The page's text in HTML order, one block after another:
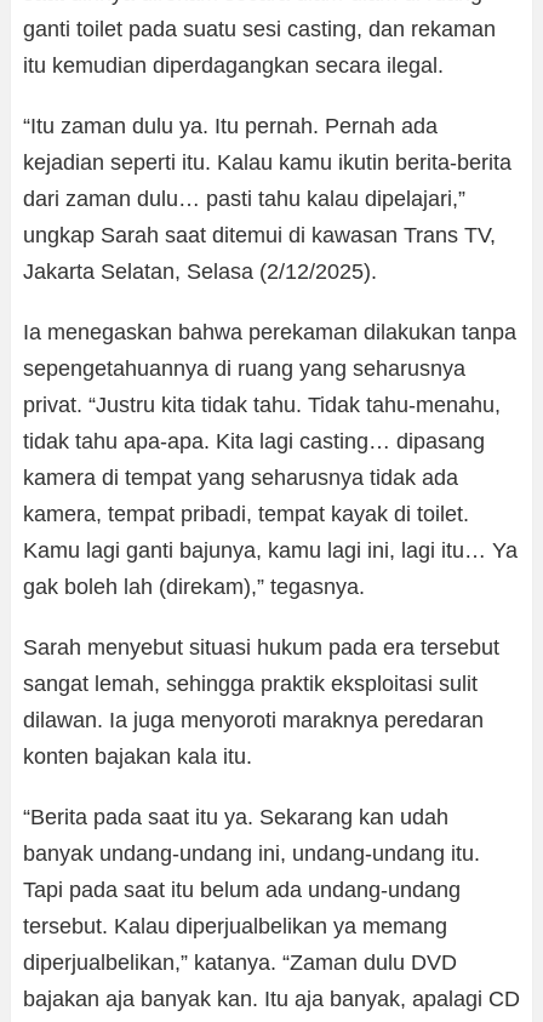
ganti toilet pada suatu sesi casting, dan rekaman
itu kemudian diperdagangkan secara ilegal.
“Itu zaman dulu ya. Itu pernah. Pernah ada
kejadian seperti itu. Kalau kamu ikutin berita-berita
dari zaman dulu… pasti tahu kalau dipelajari,”
ungkap Sarah saat ditemui di kawasan Trans TV,
Jakarta Selatan, Selasa (2/12/2025).
Ia menegaskan bahwa perekaman dilakukan tanpa
sepengetahuannya di ruang yang seharusnya
privat. “Justru kita tidak tahu. Tidak tahu-menahu,
tidak tahu apa-apa. Kita lagi casting… dipasang
kamera di tempat yang seharusnya tidak ada
kamera, tempat pribadi, tempat kayak di toilet.
Kamu lagi ganti bajunya, kamu lagi ini, lagi itu… Ya
gak boleh lah (direkam),” tegasnya.
Sarah menyebut situasi hukum pada era tersebut
sangat lemah, sehingga praktik eksploitasi sulit
dilawan. Ia juga menyoroti maraknya peredaran
konten bajakan kala itu.
“Berita pada saat itu ya. Sekarang kan udah
banyak undang-undang ini, undang-undang itu.
Tapi pada saat itu belum ada undang-undang
tersebut. Kalau diperjualbelikan ya memang
diperjualbelikan,” katanya. “Zaman dulu DVD
bajakan aja banyak kan. Itu aja banyak, apalagi CD